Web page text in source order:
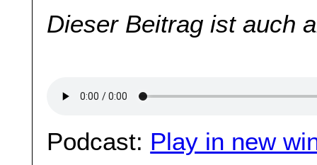
Dieser Beitrag ist auch
Podcast: Play in new